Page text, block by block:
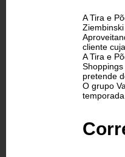
A Tira e
cliente
A Tira e
pretende
O grupo